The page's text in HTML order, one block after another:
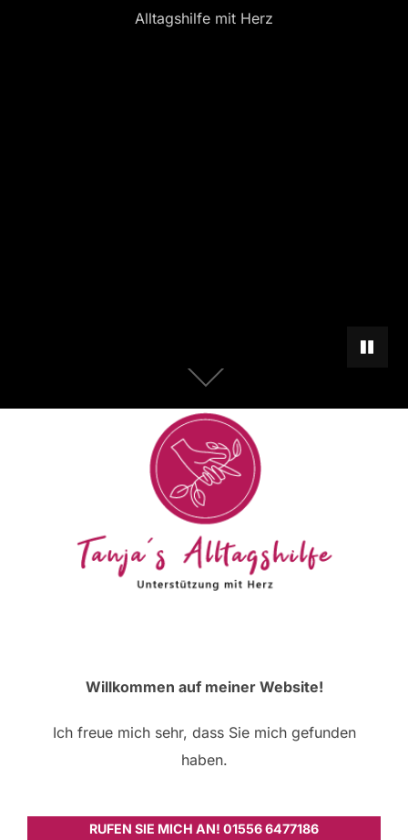
Alltagshilfe mit Herz
Zum
Inhalt
scrollen
Willkommen auf meiner Website!
Ich freue mich sehr, dass Sie mich gefunden
haben.
RUFEN SIE MICH AN! 01556 6477186